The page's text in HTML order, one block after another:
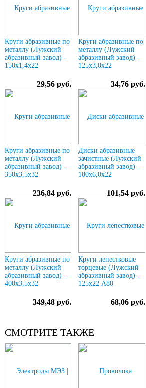
Круги абразивные по
металлу (Лужский
абразивный завод) -
150х1,4х22
29,56 руб.
Круги абразивные по
металлу (Лужский
абразивный завод) -
125х3,0х22
34,76 руб.
Круги абразивные по
металлу (Лужский
абразивный завод) -
350х3,5х32
236,84 руб.
Диски абразивные
зачистные (Лужский
абразивный завод) -
180х6,0х22
101,54 руб.
Круги абразивные по
металлу (Лужский
абразивный завод) -
400х3,5х32
349,48 руб.
Круги лепестковые
торцевые (Лужский
абразивный завод) -
125х22 А80
68,06 руб.
СМОТРИТЕ ТАКЖЕ